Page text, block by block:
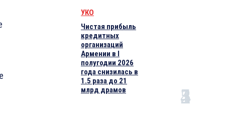
УКО
Чистая прибыль
кредитных
организаций
Армении в I
полугодии 2026
года снизилась в
1.5 раза до 21
млрд драмов